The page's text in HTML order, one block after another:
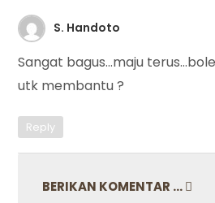
S. Handoto
Sangat bagus…maju
utk membantu ?
Reply
BERIKAN KOMENTAR ...